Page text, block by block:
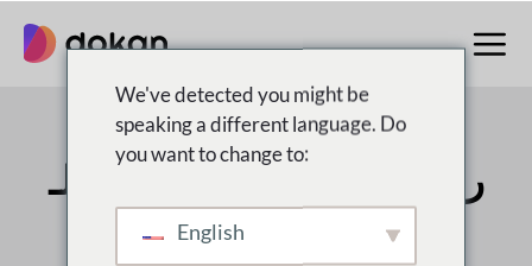
إلى
المحتوى
رقم 1 متعدد البائعين
سوق لـ
WordPress
We've detected you might be
speaking a different language. Do
you want to change to:
English